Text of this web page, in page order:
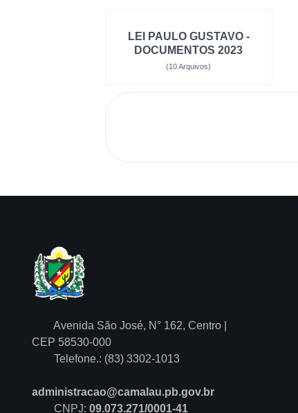
LEI PAULO GUSTAVO -
DOCUMENTOS 2023
(10 Arquivos)
Avenida São José, N° 162, Centro |
CEP 58530-000
Telefone.: (83) 3302-1013
administracao@camalau.pb.gov.br
CNPJ: 09.073.271/0001-41